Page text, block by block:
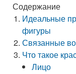
Содержание
Идеальные
фигуры
Связанные
Что такое
Лицо